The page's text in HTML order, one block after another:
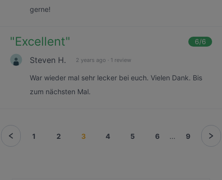
gerne!
"Excellent" 6/6
Steven H. 2 years ago · 1 review
War wieder mal sehr lecker bei euch. Vielen Dank. Bis
zum nächsten Mal.
1 2 3 4 5 6 ... 9